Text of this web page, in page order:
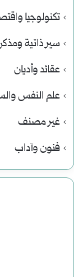
تكنولوجيا
سير ذاتية
عقائد وأديان
علم النفس
غير مصنف
فنون وآداب